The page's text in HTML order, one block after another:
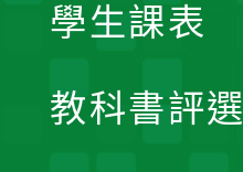
學生課表
教科書評選